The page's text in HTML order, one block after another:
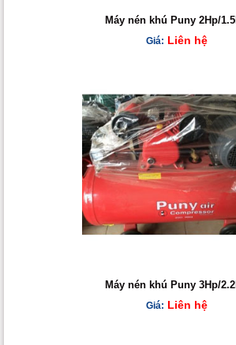
Máy nén khú Puny 2Hp/
Giá: Liên hệ
Máy nén khú Puny 3Hp/
Giá: Liên hệ